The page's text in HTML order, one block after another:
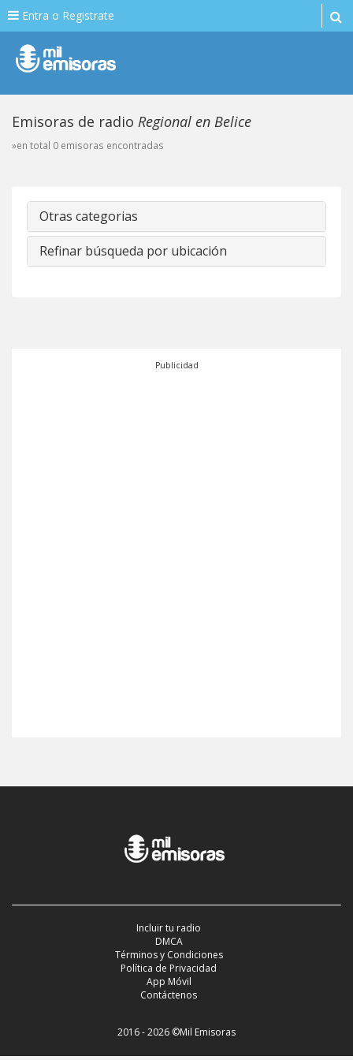
Entra o Registrate
Emisoras de radio Regional en Belice
»en total 0 emisoras encontradas
Otras categorias
Refinar búsqueda por ubicación
Publicidad
Incluir tu radio
DMCA
Términos y Condiciones
Política de Privacidad
App Móvil
Contáctenos
2016 - 2026 ©Mil Emisoras